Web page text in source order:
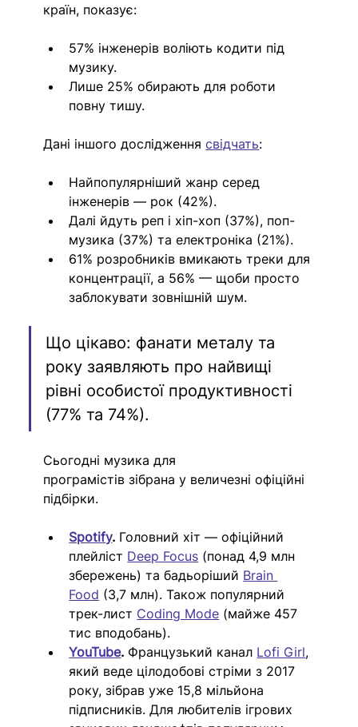
країн, показує:
57% інженерів воліють кодити під
музику.
Лише 25% обирають для роботи
повну тишу.
Дані іншого дослідження свідчать:
Найпопулярніший жанр серед
інженерів — рок (42%).
Далі йдуть реп і хіп-хоп (37%), поп-
музика (37%) та електроніка (21%).
61% розробників вмикають треки для
концентрації, а 56% — щоби просто
заблокувати зовнішній шум.
Що цікаво: фанати металу та
року заявляють про найвищі
рівні особистої продуктивності
(77% та 74%).
Сьогодні музика для
програмістів зібрана у величезні офіційні
підбірки.
Spotifу. Головний хіт — офіційний
плейліст Deep Focus (понад 4,9 млн
збережень) та бадьоріший Brain
Food (3,7 млн). Також популярний
трек-лист Coding Mode (майже 457
тис вподобань).
YouTube. Французький канал Lofi Girl,
який веде цілодобові стріми з 2017
року, зібрав уже 15,8 мільйона
підписників. Для любителів ігрових